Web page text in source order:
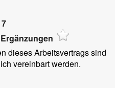
dieses Arbeitsvertrags sind
vereinbart werden.